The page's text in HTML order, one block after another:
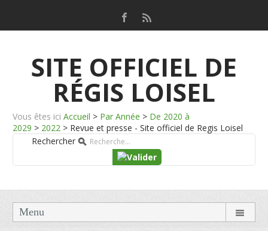
SITE OFFICIEL DE
RÉGIS LOISEL
Vous êtes ici Accueil > Par Année > De 2020 à
2029 > 2022 > Revue et presse - Site officiel de Regis Loisel
Rechercher
Menu